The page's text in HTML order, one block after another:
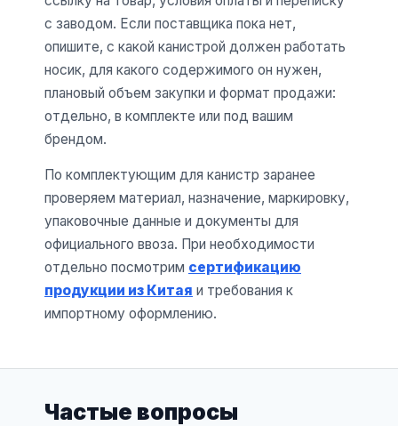
с заводом. Если поставщика пока нет,
опишите, с какой канистрой должен работать
носик, для какого содержимого он нужен,
плановый объем закупки и формат продажи:
отдельно, в комплекте или под вашим
брендом.
По комплектующим для канистр заранее
проверяем материал, назначение, маркировку,
упаковочные данные и документы для
официального ввоза. При необходимости
отдельно посмотрим сертификацию
продукции из Китая и требования к
импортному оформлению.
Частые вопросы